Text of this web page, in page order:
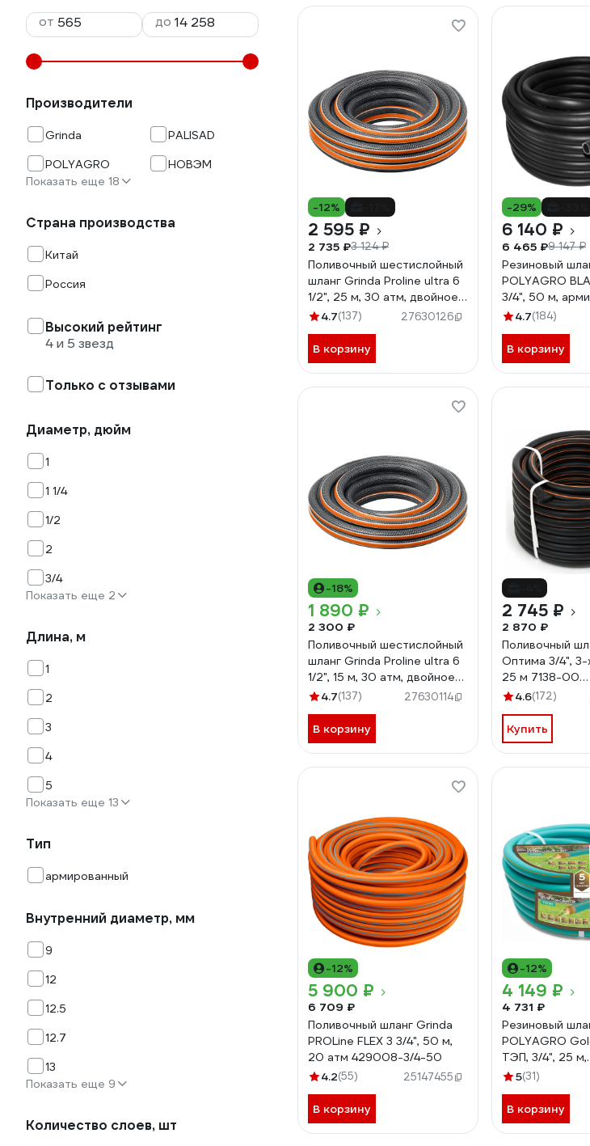
от
до
Производители
Grinda
PALISAD
POLYAGRO
НОВЭМ
Показать еще 18
Страна производства
Китай
Россия
Высокий рейтинг
4 и 5 звезд
Только с отзывами
Диаметр, дюйм
1
1 1/4
1/2
2
3/4
Показать еще 2
Длина, м
1
2
3
4
5
Показать еще 13
Тип
армированный
Внутренний диаметр, мм
9
12
12.5
12.7
13
Показать еще 9
Количество слоев, шт
-12%
2 595 ₽
2 735 ₽3 124 ₽
Поливочный шестислойный
шланг Grinda Proline ultra 6
1/2", 25 м, 30 атм, двойное
армирование 429009-1/2-
4.7(137) 27630126
В корзину
-29%
6 140 ₽
6 465 ₽9 147 ₽
Резиновый
POLYAGRO
3/4", 50 м,
4.7(184)
В корзину
-18%
1 890 ₽
2 300 ₽
Поливочный шестислойный
шланг Grinda Proline ultra 6
1/2", 15 м, 30 атм, двойное
армирование 429009-1/2-
4.7(137) 27630114
В корзину
2 745 ₽
2 870 ₽
Поливочный
Оптима 3/4", 3-
25 м 7138-00
4630035337138
4.6(172)
Купить
-12%
5 900 ₽
6 709 ₽
Поливочный шланг Grinda
PROLine FLEX 3 3/4", 50 м,
20 атм 429008-3/4-50
4.2(55) 25147455
В корзину
-12%
4 149 ₽
4 731 ₽
Резиновый
POLYAGRO
ТЭП, 3/4", 25 м,
армированный,
5(31)
В корзину